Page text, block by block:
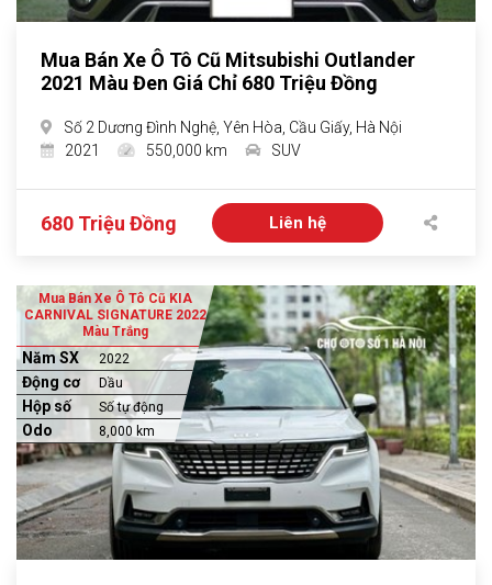
Mua Bán Xe Ô Tô Cũ Mitsubishi Outlander
2021 Màu Đen Giá Chỉ 680 Triệu Đồng
Số 2 Dương Đình Nghệ, Yên Hòa, Cầu Giấy, Hà Nội
2021
550,000 km SUV
680 Triệu Đồng Liên hệ
Mua Bán Xe Ô Tô Cũ KIA
CARNIVAL SIGNATURE 2022
Màu Trắng
Năm SX 2022
Động cơ Dầu
Hộp số Số tự động
Odo 8,000 km